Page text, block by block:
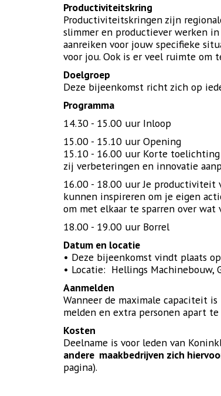
Productiviteitskring
Productiviteitskringen zijn
slimmer en productiever werken
aanreiken voor jouw specifieke
voor jou. Ook is er veel ruimte om
Doelgroep
Deze bijeenkomst richt zich op
Programma
14.30 - 15.00 uur Inloop
15.00 - 15.10 uur Opening
15.10 - 16.00 uur Korte
zij verbeteringen en innovatie
16.00 - 18.00 uur Je
kunnen inspireren om je eigen
om met elkaar te sparren over wat
18.00 - 19.00 uur Borrel
Datum en locatie
• Deze bijeenkomst vindt plaats
• Locatie: Hellings Machinebouw,
Aanmelden
Wanneer de maximale capaciteit
melden en extra personen apart
Kosten
Deelname is voor leden van
andere maakbedrijven zich
pagina).